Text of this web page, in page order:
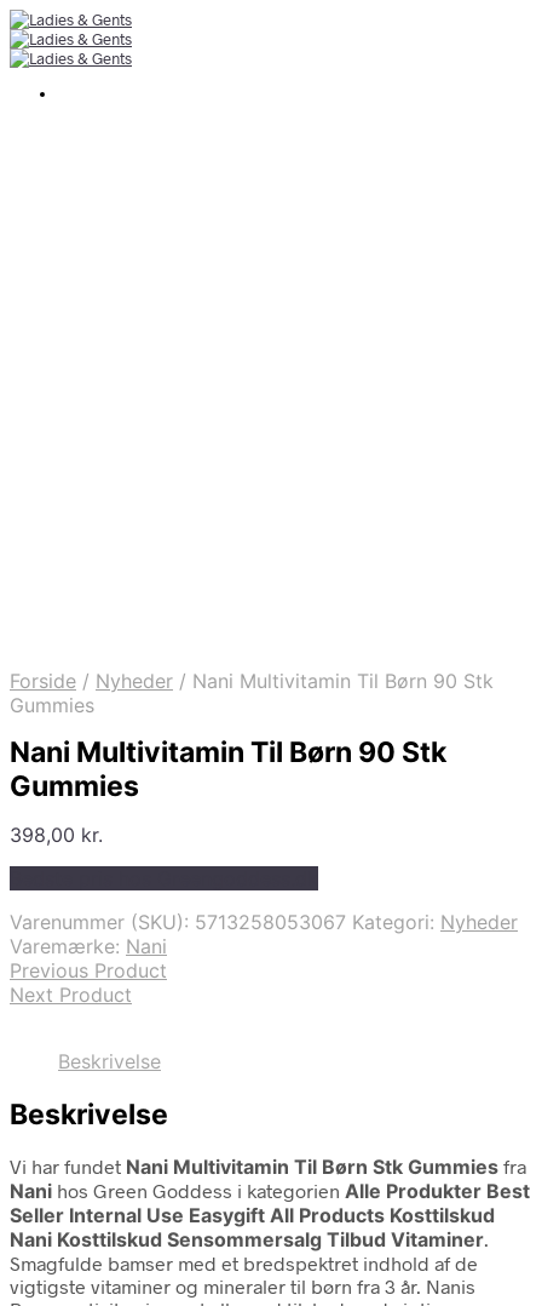
Forside / Nyheder / Nani Multivitamin Til Børn 90 Stk
Gummies
Nani Multivitamin Til Børn 90 Stk
Gummies
398,00 kr.
Varenummer (SKU): 5713258053067 Kategori: Nyheder
Varemærke: Nani
Previous Product
Next Product
Beskrivelse
Beskrivelse
Vi har fundet Nani Multivitamin Til Børn Stk Gummies fra
Nani hos Green Goddess i kategorien Alle Produkter Best
Seller Internal Use Easygift All Products Kosttilskud
Nani Kosttilskud Sensommersalg Tilbud Vitaminer.
Smagfulde bamser med et bredspektret indhold af de
vigtigste vitaminer og mineraler til børn fra 3 år. Nanis